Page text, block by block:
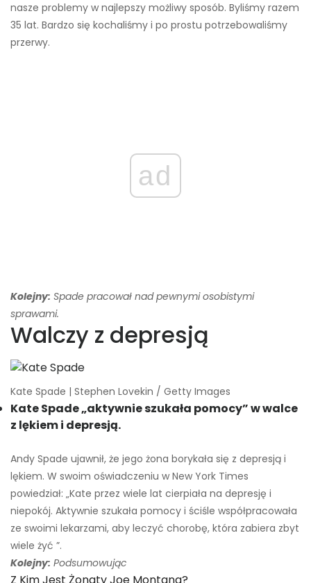
nasze problemy w najlepszy możliwy sposób. Byliśmy razem
35 lat. Bardzo się kochaliśmy i po prostu potrzebowaliśmy
przerwy.
ad
Kolejny: Spade pracował nad pewnymi osobistymi
sprawami.
Walczy z depresją
Kate Spade | Stephen Lovekin / Getty Images
Kate Spade „aktywnie szukała pomocy” w walce
z lękiem i depresją.
Andy Spade ujawnił, że jego żona borykała się z depresją i
lękiem. W swoim oświadczeniu w New York Times
powiedział: „Kate przez wiele lat cierpiała na depresję i
niepokój. Aktywnie szukała pomocy i ściśle współpracowała
ze swoimi lekarzami, aby leczyć chorobę, która zabiera zbyt
wiele żyć ”.
Kolejny: Podsumowując